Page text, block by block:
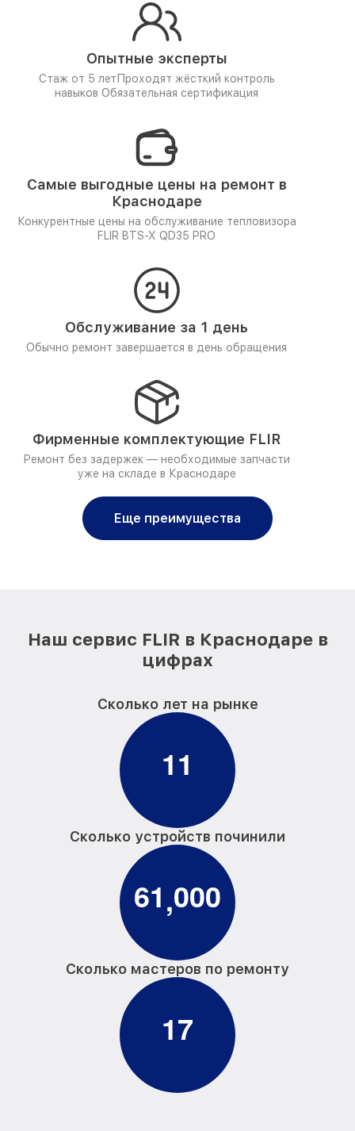
Опытные эксперты
Стаж от 5 лет Проходят жёсткий контроль
навыков Обязательная сертификация
Самые выгодные цены на ремонт в
Краснодаре
Конкурентные цены на обслуживание тепловизора
FLIR BTS-X QD35 PRO
Обслуживание за 1 день
Обычно ремонт завершается в день обращения
Фирменные комплектующие FLIR
Ремонт без задержек — необходимые запчасти
уже на складе в Краснодаре
Еще преимущества
Наш сервис FLIR в Краснодаре в
цифрах
Сколько лет на рынке
11
Сколько устройств починили
61,000
Сколько мастеров по ремонту
17